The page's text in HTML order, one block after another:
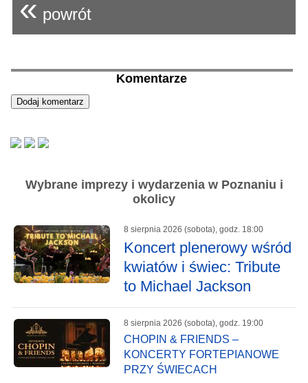
« powrót
Komentarze
Wybrane imprezy i wydarzenia w Poznaniu i
okolicy
8 sierpnia 2026 (sobota), godz. 18:00
Koncert plenerowy wśród
kwiatów i świec: Tribute
to Michael Jackson
8 sierpnia 2026 (sobota), godz. 19:00
CHOPIN & FRIENDS –
KONCERTY FORTEPIANOWE
PRZY ŚWIECACH